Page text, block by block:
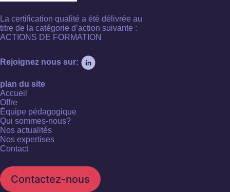
La certification qualité a été délivrée au
titre de la catégorie d’action suivante :
ACTIONS DE FORMATION
Rejoignez nous sur:
plan du site
Accueil
Offre
Équipe pédagogique
Qui sommes-nous?
Nos actualités
Nos expertises
Contact
Contactez-nous